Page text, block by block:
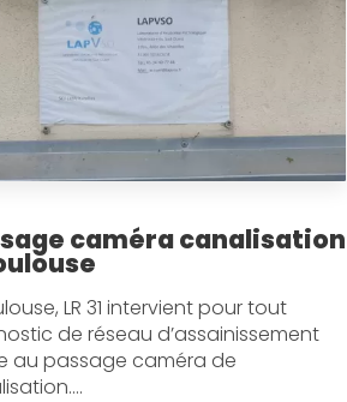
caméra canalisation
LR 31 intervient pour tout
de réseau d’assainissement
au passage caméra de